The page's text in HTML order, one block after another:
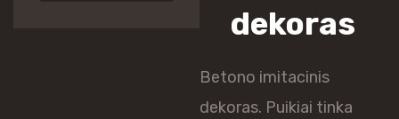
dekoras
Betono imitacinis
dekoras. Puikiai tinka